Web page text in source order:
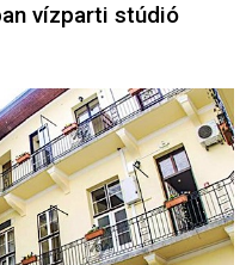
vízparti stúdió